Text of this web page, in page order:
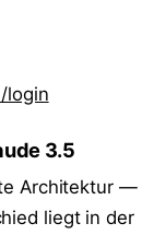
login
3.5
Architektur —
liegt in der